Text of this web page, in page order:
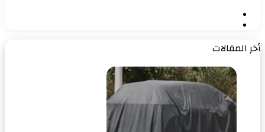
أخر المقالات